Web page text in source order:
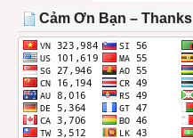
THÁNG
Cảm Ơn Bạn – Thanks